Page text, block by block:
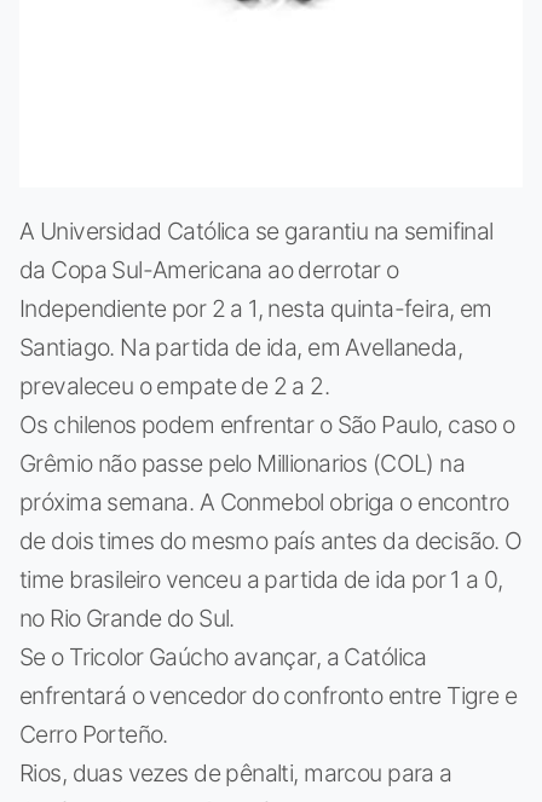
A Universidad Católica se garantiu na semifinal
da Copa Sul-Americana ao derrotar o
Independiente por 2 a 1, nesta quinta-feira, em
Santiago. Na partida de ida, em Avellaneda,
prevaleceu o empate de 2 a 2.
Os chilenos podem enfrentar o São Paulo, caso o
Grêmio não passe pelo Millionarios (COL) na
próxima semana. A Conmebol obriga o encontro
de dois times do mesmo país antes da decisão. O
time brasileiro venceu a partida de ida por 1 a 0,
no Rio Grande do Sul.
Se o Tricolor Gaúcho avançar, a Católica
enfrentará o vencedor do confronto entre Tigre e
Cerro Porteño.
Rios, duas vezes de pênalti, marcou para a